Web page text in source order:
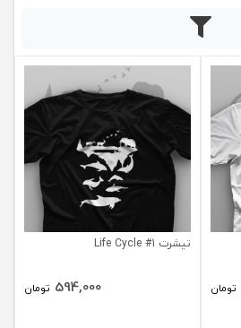
تومان
تیشرت Life Cycle #1
594,000 تومان